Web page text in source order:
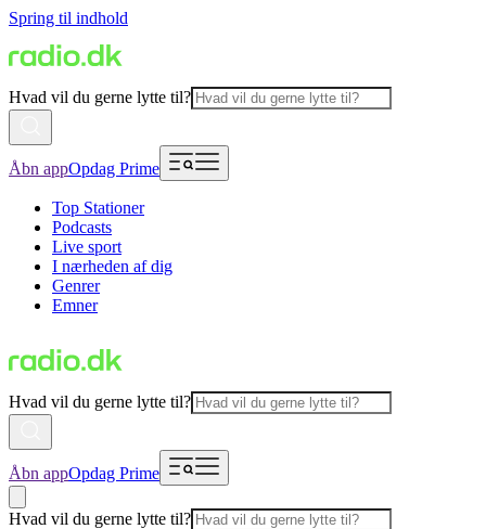
Spring til indhold
Hvad vil du gerne lytte til?
Åbn appOpdag Prime
Top Stationer
Podcasts
Live sport
I nærheden af dig
Genrer
Emner
Hvad vil du gerne lytte til?
Åbn appOpdag Prime
Hvad vil du gerne lytte til?